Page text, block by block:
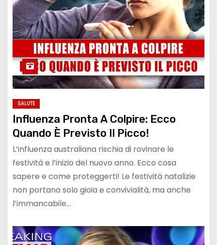
SALUTE
Influenza Pronta A Colpire: Ecco
Quando È Previsto Il Picco!
L’influenza australiana rischia di rovinare le
festività e l’inizio del nuovo anno. Ecco cosa
sapere e come proteggerti! Le festività natalizie
non portano solo gioia e convivialità, ma anche
l’immancabile…